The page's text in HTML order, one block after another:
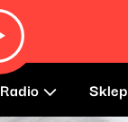
Radio Sklep